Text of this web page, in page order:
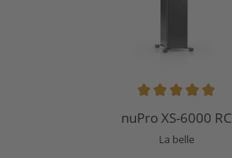
Note moyenne de 5 sur 5 étoiles
nuPro XS-6000 RC
La belle